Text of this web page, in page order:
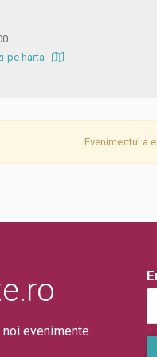
pe harta
Evenimentul a
evenimente.